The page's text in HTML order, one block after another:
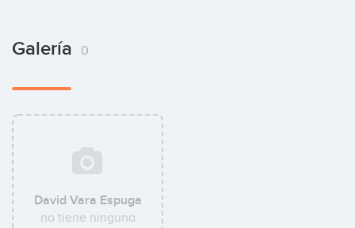
Galería 0
David Vara Espuga
no tiene ninguna